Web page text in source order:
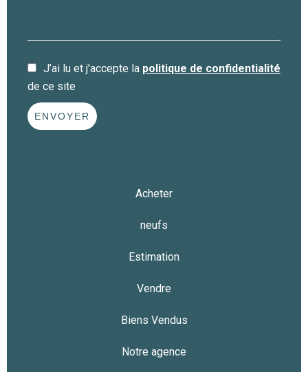
J’ai lu et j'accepte la politique de confidentialité
de ce site
ENVOYER
Acheter
neufs
Estimation
Vendre
Biens Vendus
Notre agence